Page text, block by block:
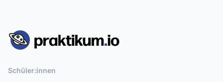
Schüler:innen